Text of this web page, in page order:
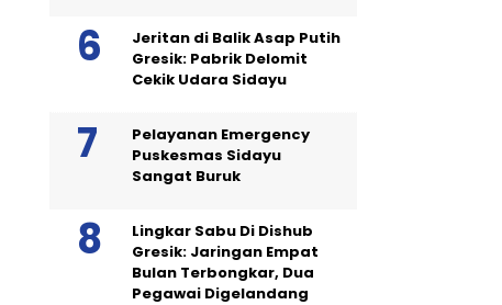
Jeritan di Balik Asap Putih
Gresik: Pabrik Delomit
Cekik Udara Sidayu
Pelayanan Emergency
Puskesmas Sidayu
Sangat Buruk
Lingkar Sabu Di Dishub
Gresik: Jaringan Empat
Bulan Terbongkar, Dua
Pegawai Digelandang